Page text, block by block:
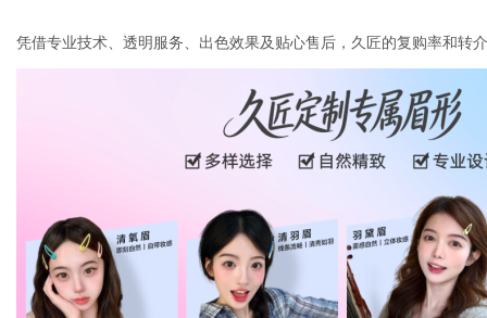
凭借专业技术、透明服务、出色效果及贴心售后，久匠的复购率和转